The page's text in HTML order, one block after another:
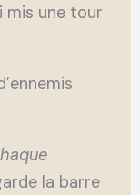
mis une tour
la barre